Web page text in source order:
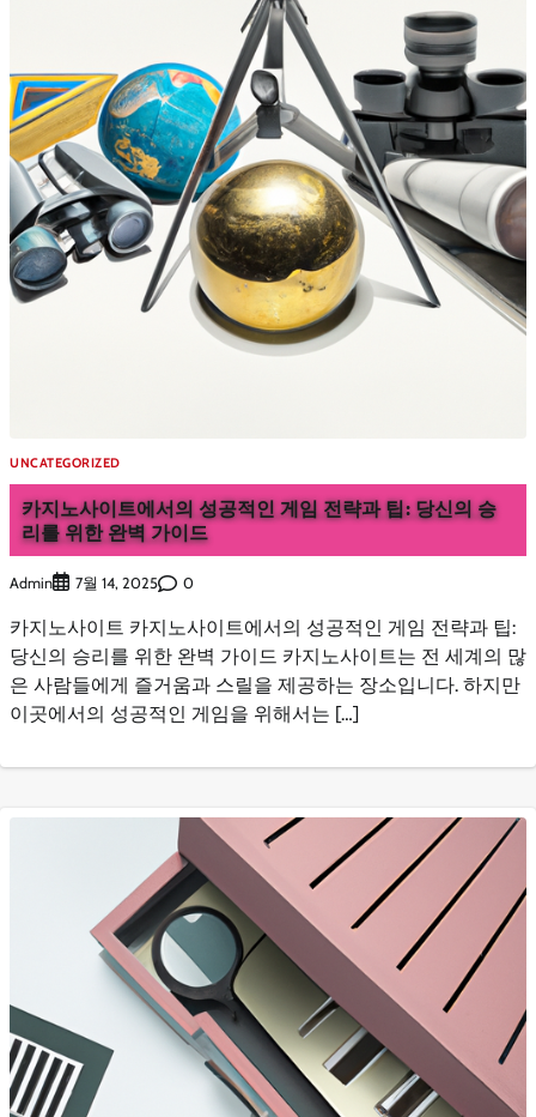
UNCATEGORIZED
카지노사이트에서의 성공적인 게임 전략과 팁: 당신의 승
리를 위한 완벽 가이드
Admin 7월 14, 2025 0
카지노사이트 카지노사이트에서의 성공적인 게임 전략과 팁:
당신의 승리를 위한 완벽 가이드 카지노사이트는 전 세계의 많
은 사람들에게 즐거움과 스릴을 제공하는 장소입니다. 하지만
이곳에서의 성공적인 게임을 위해서는 […]